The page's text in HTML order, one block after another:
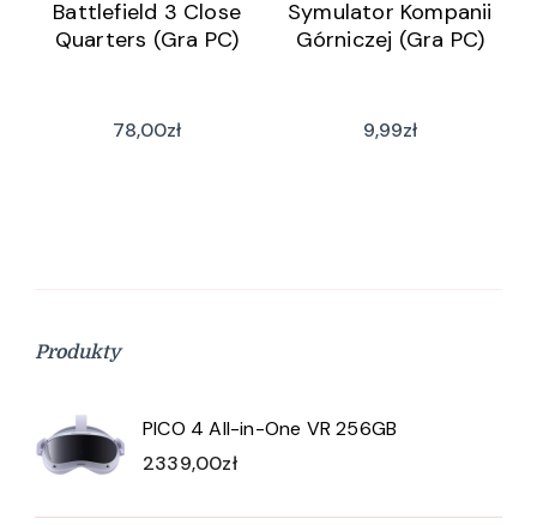
Battlefield 3 Close
Quarters (Gra PC)
78,00zł
Symulator Kompanii
Górniczej (Gra PC)
9,99zł
Produkty
PICO 4 All-in-One VR 256GB
2339,00zł